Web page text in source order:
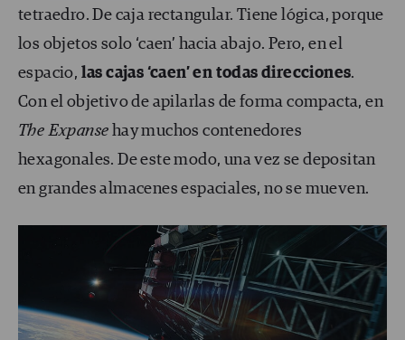
tetraedro. De caja rectangular. Tiene lógica, porque
los objetos solo ‘caen’ hacia abajo. Pero, en el
espacio, las cajas ‘caen’ en todas direcciones.
Con el objetivo de apilarlas de forma compacta, en
The Expanse hay muchos contenedores
hexagonales. De este modo, una vez se depositan
en grandes almacenes espaciales, no se mueven.